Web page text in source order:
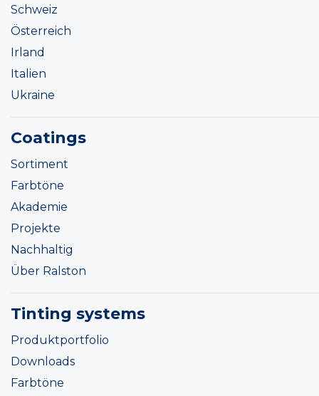
Schweiz
Österreich
Irland
Italien
Ukraine
Coatings
Sortiment
Farbtöne
Akademie
Projekte
Nachhaltig
Über Ralston
Tinting systems
Produktportfolio
Downloads
Farbtöne